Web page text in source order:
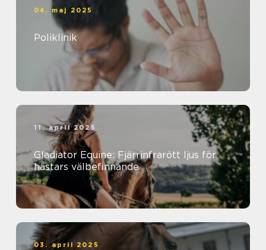
04. maj 2025
Poliklinik
11. april 2025
Gladiator Equine: Fjärrinfrarött ljus för
hästars välbefinnande
03. april 2025